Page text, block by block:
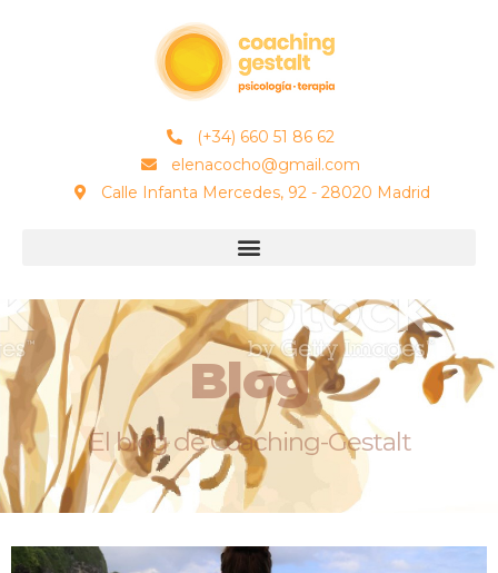
(+34) 660 51 86 62
elenacocho@gmail.com
Calle Infanta Mercedes, 92 - 28020 Madrid
Blog
El blog de Coaching-Gestalt